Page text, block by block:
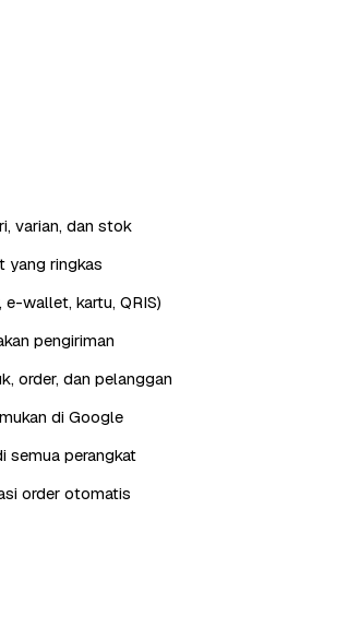
varian, dan stok
yang ringkas
wallet, kartu, QRIS)
pengiriman
order, dan pelanggan
di Google
semua perangkat
order otomatis